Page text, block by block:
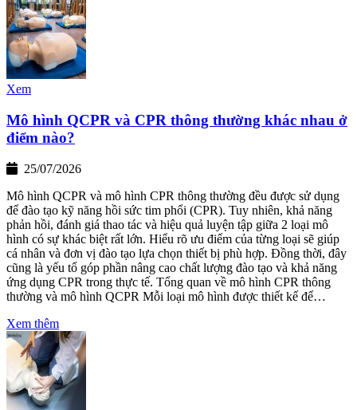
Xem
Mô hình QCPR và CPR thông thường khác nhau ở
điểm nào?
25/07/2026
Mô hình QCPR và mô hình CPR thông thường đều được sử dụng
để đào tạo kỹ năng hồi sức tim phổi (CPR). Tuy nhiên, khả năng
phản hồi, đánh giá thao tác và hiệu quả luyện tập giữa 2 loại mô
hình có sự khác biệt rất lớn. Hiểu rõ ưu điểm của từng loại sẽ giúp
cá nhân và đơn vị đào tạo lựa chọn thiết bị phù hợp. Đồng thời, đây
cũng là yếu tố góp phần nâng cao chất lượng đào tạo và khả năng
ứng dụng CPR trong thực tế. Tổng quan về mô hình CPR thông
thường và mô hình QCPR Mỗi loại mô hình được thiết kế để…
Xem thêm